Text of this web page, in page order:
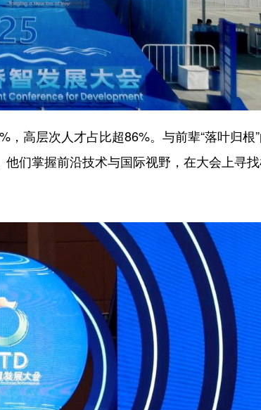
高层次人才占比超86%。与前辈“落叶归根
们掌握前沿技术与国际视野，在大会上寻